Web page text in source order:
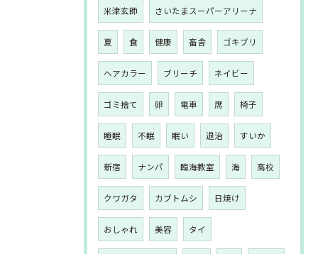
米津玄師 さいたまスーパーアリーナ
夏 食 健康 畜舎 ゴキブリ
ヘアカラー ブリーチ ネイビー
ゴミ捨て 卵 電車 席 椅子
睡眠 不眠 眠い 退治 すいか
新宿 ナンパ 臨海教室 海 高校
クワガタ カブトムシ 日焼け
おしゃれ 美容 タイ